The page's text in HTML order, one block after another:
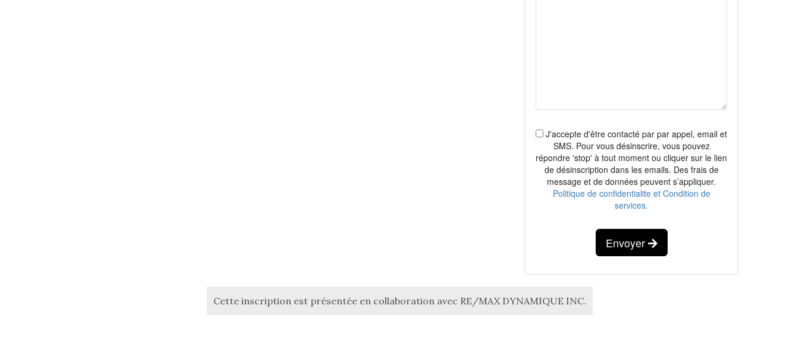
J'accepte d'être contacté par par appel, email et
SMS. Pour vous désinscrire, vous pouvez
répondre 'stop' à tout moment ou cliquer sur le lien
de désinscription dans les emails. Des frais de
message et de données peuvent s’appliquer.
Politique de confidentialite et Condition de
services.
Envoyer
Cette inscription est présentée en collaboration avec RE/MAX DYNAMIQUE INC.